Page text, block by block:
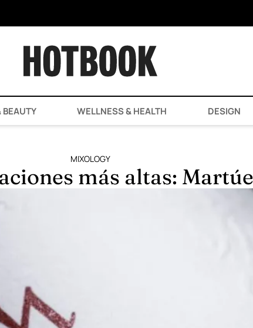
BEAUTY WELLNESS & HEALTH DESIGN
MIXOLOGY
más altas: